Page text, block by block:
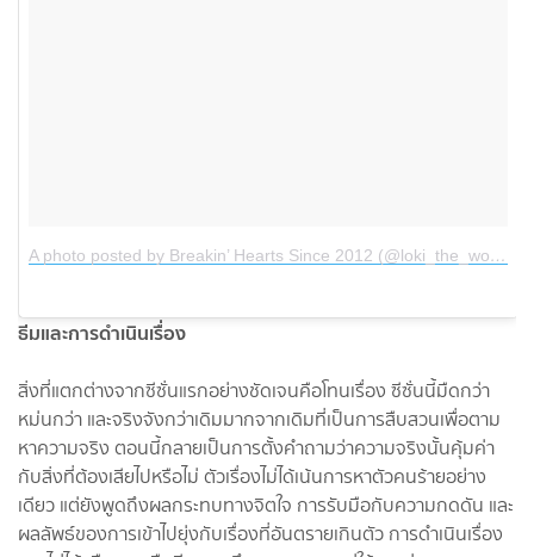
A photo posted by Breakin’ Hearts Since 2012 (@loki_the_wolfdog)
ธีมและการดำเนินเรื่อง
สิ่งที่แตกต่างจากซีซั่นแรกอย่างชัดเจนคือโทนเรื่อง ซีซั่นนี้มืดกว่า
หม่นกว่า และจริงจังกว่าเดิมมากจากเดิมที่เป็นการสืบสวนเพื่อตาม
หาความจริง ตอนนี้กลายเป็นการตั้งคำถามว่าความจริงนั้นคุ้มค่า
กับสิ่งที่ต้องเสียไปหรือไม่ ตัวเรื่องไม่ได้เน้นการหาตัวคนร้ายอย่าง
เดียว แต่ยังพูดถึงผลกระทบทางจิตใจ การรับมือกับความกดดัน และ
ผลลัพธ์ของการเข้าไปยุ่งกับเรื่องที่อันตรายเกินตัว การดำเนินเรื่อง